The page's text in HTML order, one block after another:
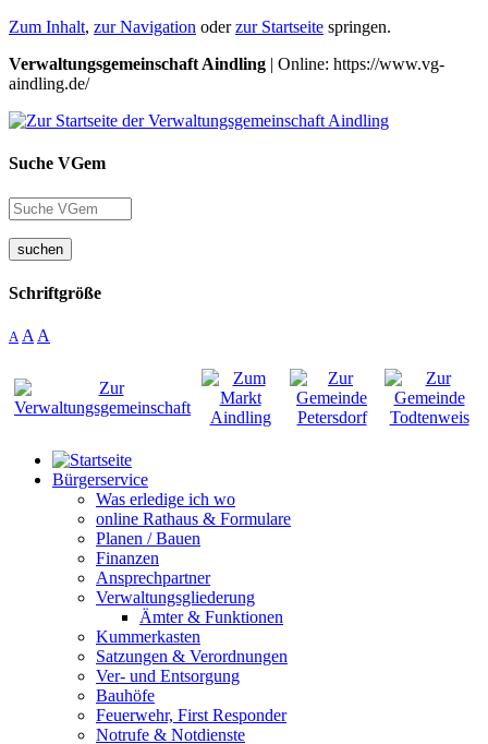
Zum Inhalt, zur Navigation oderzur Startseite springen.
Verwaltungsgemeinschaft Aindling | Online: https://www.vg-
aindling.de/
Suche VGem
suchen
Schriftgröße
A A A
Bürgerservice
Was erledige ich wo
online Rathaus & Formulare
Planen / Bauen
Finanzen
Ansprechpartner
Verwaltungsgliederung
Ämter & Funktionen
Kummerkasten
Satzungen & Verordnungen
Ver- und Entsorgung
Bauhöfe
Feuerwehr, First Responder
Notrufe & Notdienste